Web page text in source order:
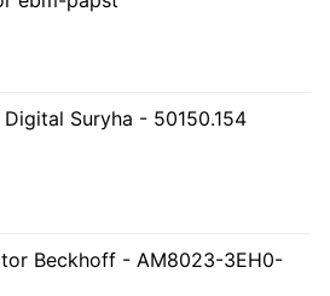
Suryha - 50150.154
Beckhoff - AM8023-3EH0-